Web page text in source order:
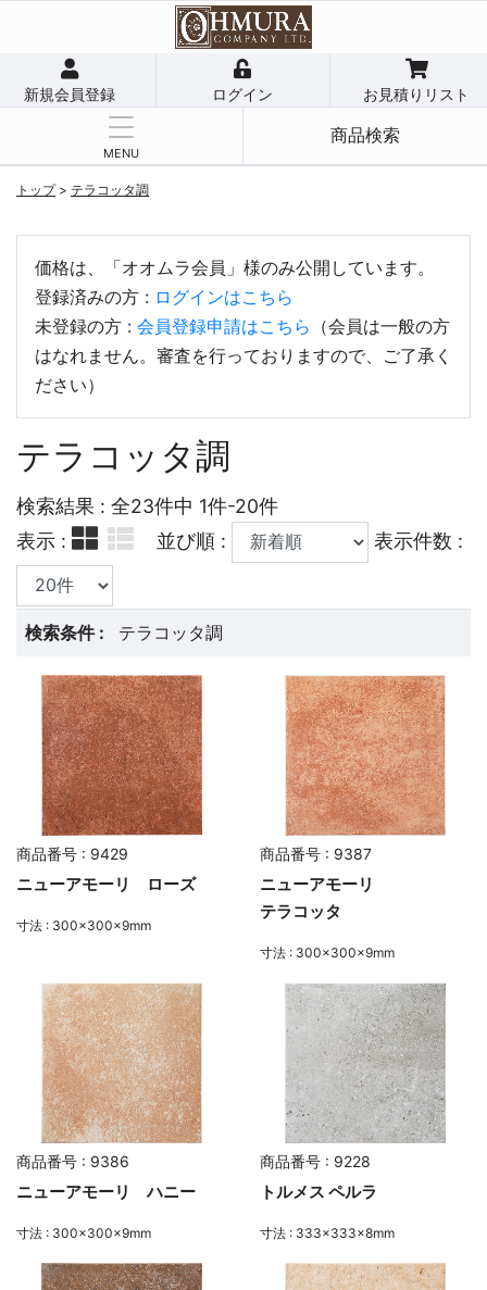
新規会員登録 ログイン お見積りリスト
MENU
商品検索
トップ> テラコッタ調
価格は、「オオムラ会員」様のみ公開しています。
登録済みの方 : ログインはこちら
未登録の方 : 会員登録申請はこちら （会員は一般の方
はなれません。審査を行っておりますので、ご了承く
ださい）
テラコッタ調
検索結果 : 全23件中 1件-20件
表示 :
並び順 : 表示件数 :
検索条件 : テラコッタ調
商品番号 : 9429
ニューアモーリ ローズ
寸法 : 300×300×9mm
商品番号 : 9387
ニューアモーリ
テラコッタ
寸法 : 300×300×9mm
商品番号 : 9386
ニューアモーリ ハニー
寸法 : 300×300×9mm
商品番号 : 9228
トルメス ペルラ
寸法 : 333×333×8mm